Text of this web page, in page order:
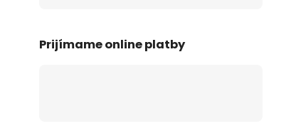
Prijímame online platby